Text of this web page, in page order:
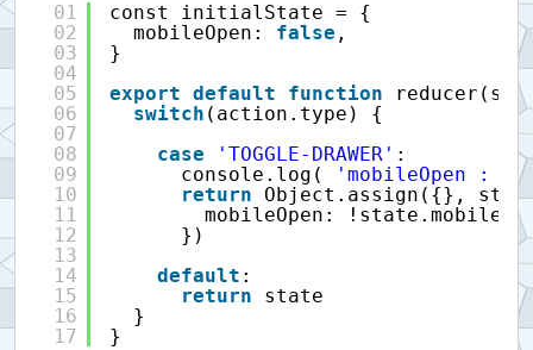
01
02
03
04
05
06
07
08
09
10
11
12
13
14
15
16
17
const initialState = {
mobileOpen: false ,
}
export default function
switch (action.type) {
case
'TOGGLE-DRAWER' :
console.log(
'mobileOpen : '
return
Object.assign({},
mobileOpen:
})
default :
return
state
}
}